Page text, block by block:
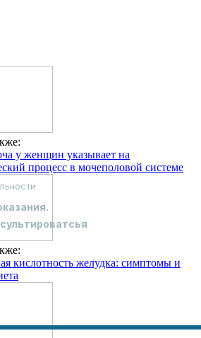
у женщин указывает на
процесс в мочеполовой системе
кислотность желудка: симптомы и